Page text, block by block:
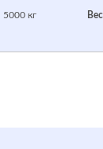
5000 кг